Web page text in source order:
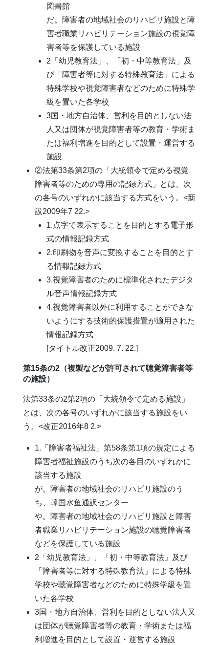
図書館
だ。障害者の地域社会のリハビリ施設と障
害者職業リハビリテーション施設の視覚障
害者等を保護している施設
2「幼児教育法」、「初・中等教育法」及
び「障害者等に対する特殊教育法」による
特殊学校や視覚障害者などのために特殊学
級を置いた各学校
3国・地方自治体、営利を目的としない法
人又は団体が視覚障害者等の教育・学術ま
たは福利増進を目的として設置・運営する
施設
②法第33条第2項の「大統領令で定める視覚
障害者等のための専用の記録方式」とは、次
の各号のいずれかに該当する方式をいう。<新
設2009年7 22.>
1.点字で表示することを目的とする電子形
式の情報記録方式
2.印刷物を音声に変換することを目的とす
る情報記録方式
3.視覚障害者のために標準化されたデジタ
ル音声情報記録方式
4.視覚障害者以外に利用することができな
いようにする技術的保護措置が適用された
情報記録方式
[タイトル改正2009. 7. 22.]
第15条の2（複製などが許可されて聴覚障害者等
の施設）
法第33条の2第2項の「大統領令で定める施設」
とは、次の各号のいずれかに該当する施設をい
う。<改正2016年8 2.>
1.「障害者福祉法」第58条第1項の規定による
障害者福祉施設のうち次の各目のいずれかに
該当する施設
が。障害者の地域社会のリハビリ施設のう
ち、韓国水鱼通訳センター
や。障害者の地域社会のリハビリ施設と障害
者職業リハビリテーション施設の聴覚障害者
などを保護している施設
2「幼児教育法」、「初・中等教育法」及び
「障害者等に対する特殊教育法」による特殊
学校や聴覚障害者などのために特殊学級を置
いた各学校
3国・地方自治体、営利を目的としない法人又
は団体が聴覚障害者等の教育・学術または福
利増進を目的として設置・運営する施設